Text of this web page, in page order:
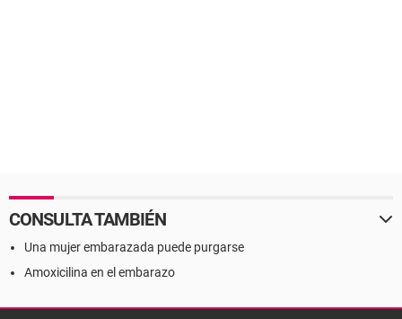
CONSULTA TAMBIÉN
Una mujer embarazada puede purgarse
Amoxicilina en el embarazo